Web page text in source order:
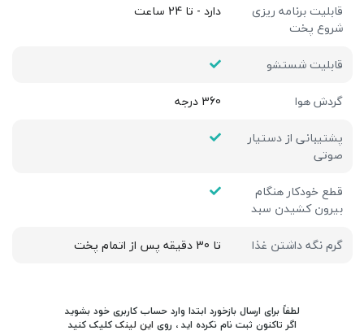
قابلیت برنامه ریزی
شروع پخت
دارد - تا 24 ساعت
قابلیت شستشو
گردش هوا
360 درجه
پشتیبانی از دستیار
صوتی
قطع خودکار هنگام
بیرون کشیدن سبد
گرم نگه داشتن غذا
تا 30 دقیقه پس از اتمام پخت
لطفاً برای ارسال بازخورد ابتدا وارد حساب کاربری خود بشوید
اگر تاکنون ثبت نام نکرده اید ، روی این لینک کلیک کنید